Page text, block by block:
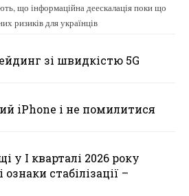
що інформаційна деескалація поки що
ризиків для українців
зі швидкістю 5G
iPhone і не помилитися
у І кварталі 2026 року
стабілізації –